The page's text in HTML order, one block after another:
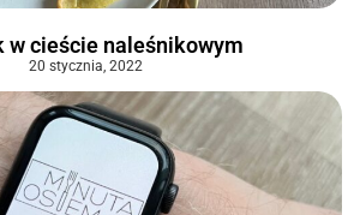
w cieście naleśnikowym
20 stycznia, 2022